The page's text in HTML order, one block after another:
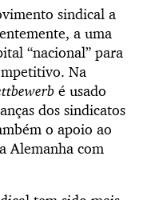
sindical a
a uma
“nacional” para
Na
é usado
dos sindicatos
o apoio ao
Alemanha com